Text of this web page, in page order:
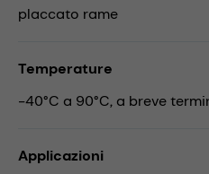
placcato rame
Temperature
-40°C a 90°C, a breve
Applicazioni